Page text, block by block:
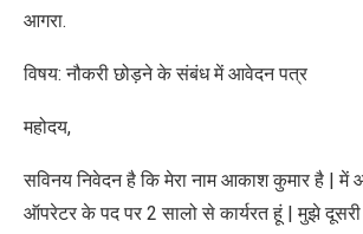
आगरा.
विषय: नौकरी छोड़ने के संबंध में आवेदन पत्र
महोदय,
सविनय निवेदन है कि मेरा नाम आकाश कुमार है |
ऑपरेटर के पद पर 2 सालो से कार्यरत हूं | मुझे दूसरी